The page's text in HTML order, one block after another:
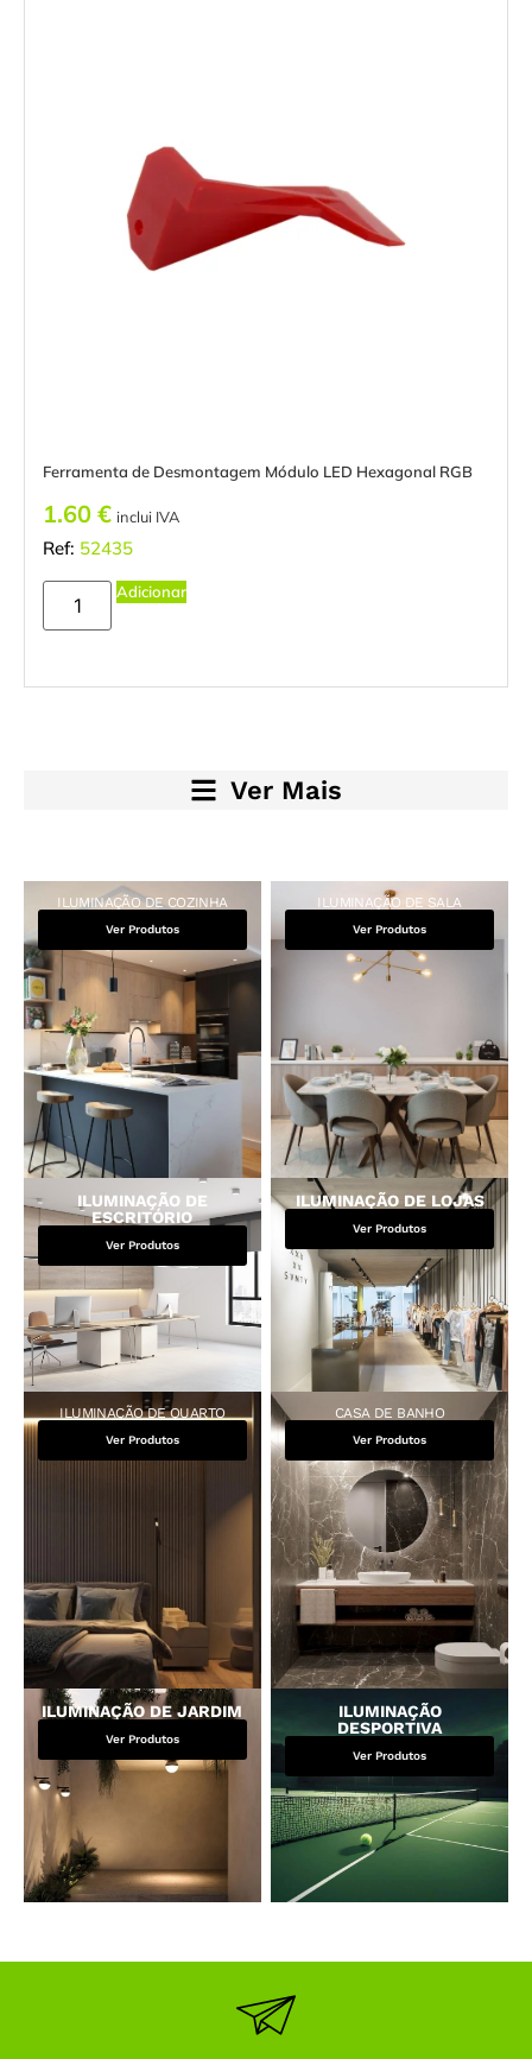
Ferramenta de Desmontagem Módulo LED Hexagonal RGB
1.60 € inclui IVA
Ref: 52435
Adicionar
Ver Mais
ILUMINAÇÃO DE COZINHA
Ver Produtos
ILUMINAÇÃO DE
ESCRITÓRIO
Ver Produtos
ILUMINAÇÃO DE LOJAS
Ver Produtos
ILUMINAÇÃO DE SALA
Ver Produtos
ILUMINAÇÃO DE QUARTO
Ver Produtos
ILUMINAÇÃO DE JARDIM
Ver Produtos
CASA DE BANHO
Ver Produtos
ILUMINAÇÃO
DESPORTIVA
Ver Produtos